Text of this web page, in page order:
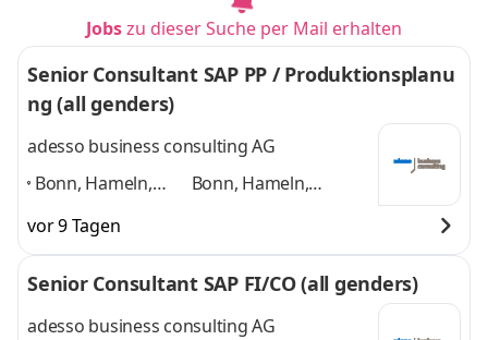
Jobszu dieser Suche per Mail erhalten
Senior Consultant SAP PP / Produktionsplanu
ng (all genders)
adesso business consulting AG
Bonn, Hameln,
Paderborn,
Düsseldorf,
weitere Standorte
in DE
Bonn, Hameln,
Düsseldorf, weitere
Standorte in DEund 4
weitere
vor 9 Tagen
Senior Consultant SAP FI/CO (all genders)
adesso business consulting AG